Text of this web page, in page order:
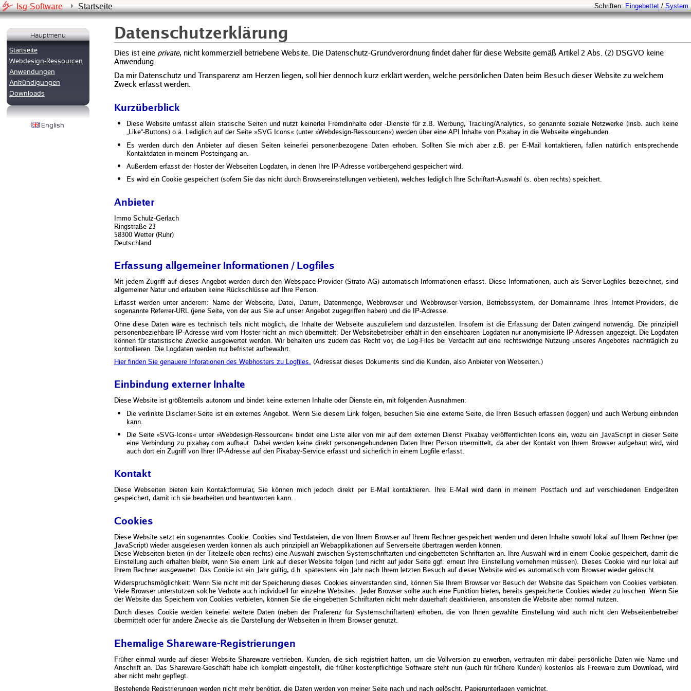
Isg-Software Startseite Schriften:Eingebettet/System
Hauptmenü
Startseite
Webdesign-Ressourcen
Anwendungen
Ankündigungen
Downloads
English
Datenschutzerklärung
Dies ist eine private, nicht kommerziell betriebene Website. Die Datenschutz-Grundverordnung findet daher für diese Website gemäß Artikel 2 Abs. (2) DSGVO keine
Anwendung.
Da mir Datenschutz und Transparenz am Herzen liegen, soll hier dennoch kurz erklärt werden, welche persönlichen Daten beim Besuch dieser Website zu welchem
Zweck erfasst werden.
Kurzüberblick
Diese Website umfasst allein statische Seiten und nutzt keinerlei Fremdinhalte oder -Dienste für z.B. Werbung, Tracking/Analytics, so genannte soziale Netzwerke (insb. auch keine
„Like“-Buttons) o.ä. Lediglich auf der Seite »SVG Icons« (unter »Webdesign-Ressourcen«) werden über eine API Inhalte von Pixabay in die Webseite eingebunden.
Es werden durch den Anbieter auf diesen Seiten keinerlei personenbezogene Daten erhoben. Sollten Sie mich aber z.B. per E-Mail kontaktieren, fallen natürlich entsprechende
Kontaktdaten in meinem Posteingang an.
Außerdem erfasst der Hoster der Webseiten Logdaten, in denen Ihre IP-Adresse vorübergehend gespeichert wird.
Es wird ein Cookie gespeichert (sofern Sie das nicht durch Browsereinstellungen verbieten), welches lediglich Ihre Schriftart-Auswahl (s. oben rechts) speichert.
Anbieter
Immo Schulz-Gerlach
Ringstraße 23
58300 Wetter (Ruhr)
Deutschland
Erfassung allgemeiner Informationen / Logfiles
Mit jedem Zugriff auf dieses Angebot werden durch den Webspace-Provider (Strato AG) automatisch Informationen erfasst. Diese Informationen, auch als Server-Logfiles bezeichnet, sind
allgemeiner Natur und erlauben keine Rückschlüsse auf Ihre Person.
Erfasst werden unter anderem: Name der Webseite, Datei, Datum, Datenmenge, Webbrowser und Webbrowser-Version, Betriebssystem, der Domainname Ihres Internet-Providers, die
sogenannte Referrer-URL (jene Seite, von der aus Sie auf unser Angebot zugegriffen haben) und die IP-Adresse.
Ohne diese Daten wäre es technisch teils nicht möglich, die Inhalte der Webseite auszuliefern und darzustellen. Insofern ist die Erfassung der Daten zwingend notwendig. Die prinzipiell
personenbeziehbare IP-Adresse wird vom Hoster nicht an mich übermittelt: Der Websitebetreiber erhält in den einsehbaren Logdaten nur anonymisierte IP-Adressen angezeigt. Die Logdaten
können für statistische Zwecke ausgewertet werden. Wir behalten uns zudem das Recht vor, die Log-Files bei Verdacht auf eine rechtswidrige Nutzung unseres Angebotes nachträglich zu
kontrollieren. Die Logdaten werden nur befristet aufbewahrt.
Hier finden Sie genauere Inforationen des Webhosters zu Logfiles. (Adressat dieses Dokuments sind die Kunden, also Anbieter von Webseiten.)
Einbindung externer Inhalte
Diese Website ist größtenteils autonom und bindet keine externen Inhalte oder Dienste ein, mit folgenden Ausnahmen:
Die verlinkte Disclamer-Seite ist ein externes Angebot. Wenn Sie diesem Link folgen, besuchen Sie eine externe Seite, die Ihren Besuch erfassen (loggen) und auch Werbung einbinden
kann.
Die Seite »SVG-Icons« unter »Webdesign-Ressourcen« bindet eine Liste aller von mir auf dem externen Dienst Pixabay veröffentlichten Icons ein, wozu ein JavaScript in dieser Seite
eine Verbindung zu pixabay.com aufbaut. Dabei werden keine direkt personengebundenen Daten Ihrer Person übermittelt, da aber der Kontakt von Ihrem Browser aufgebaut wird, wird
auch dort ein Zugriff von Ihrer IP-Adresse auf den Pixabay-Service erfasst und sicherlich in einem Logfile erfasst.
Kontakt
Diese Webseiten bieten kein Kontaktformular, Sie können mich jedoch direkt per E-Mail kontaktieren. Ihre E-Mail wird dann in meinem Postfach und auf verschiedenen Endgeräten
gespeichert, damit ich sie bearbeiten und beantworten kann.
Cookies
Diese Website setzt ein sogenanntes Cookie. Cookies sind Textdateien, die von Ihrem Browser auf Ihrem Rechner gespeichert werden und deren Inhalte sowohl lokal auf Ihrem Rechner (per
JavaScript) wieder ausgelesen werden können als auch prinzipiell an Webapplikationen auf Serverseite übertragen werden können.
Diese Webseiten bieten (in der Titelzeile oben rechts) eine Auswahl zwischen Systemschriftarten und eingebetteten Schriftarten an. Ihre Auswahl wird in einem Cookie gespeichert, damit die
Einstellung auch erhalten bleibt, wenn Sie einem Link auf dieser Website folgen (und nicht auf jeder Seite ggf. erneut Ihre Einstellung vornehmen müssen). Dieses Cookie wird nur lokal auf
Ihrem Rechner ausgewertet. Das Cookie ist ein Jahr gültig, d.h. spätestens ein Jahr nach Ihrem letzten Besuch auf dieser Website wird es automatisch vom Browser wieder gelöscht.
Widerspruchsmöglichkeit: Wenn Sie nicht mit der Speicherung dieses Cookies einverstanden sind, können Sie Ihrem Browser vor Besuch der Website das Speichern von Cookies verbieten.
Viele Browser unterstützen solche Verbote auch individuell für einzelne Websites. Jeder Browser sollte auch eine Funktion bieten, bereits gespeicherte Cookies wieder zu löschen. Wenn Sie
der Website das Speichern von Cookies verbieten, können Sie die eingebetten Schriftarten nicht mehr dauerhaft deaktivieren, ansonsten die Website aber normal nutzen.
Durch dieses Cookie werden keinerlei weitere Daten (neben der Präferenz für Systemschriftarten) erhoben, die von Ihnen gewählte Einstellung wird auch nicht den Webseitenbetreiber
übermittelt oder für andere Zwecke als die Darstellung der Webseiten in Ihrem Browser genutzt.
Ehemalige Shareware-Registrierungen
Früher einmal wurde auf dieser Website Shareware vertrieben. Kunden, die sich registriert hatten, um die Vollversion zu erwerben, vertrauten mir dabei persönliche Daten wie Name und
Anschrift an. Das Shareware-Geschäft habe ich komplett eingestellt, die früher kostenpflichtige Software steht nun (auch für frühere Kunden) kostenlos als Freeware zum Download, wird
aber nicht mehr gepflegt.
Bestehende Registrierungen werden nicht mehr benötigt, die Daten werden von meiner Seite nach und nach gelöscht, Papierunterlagen vernichtet.